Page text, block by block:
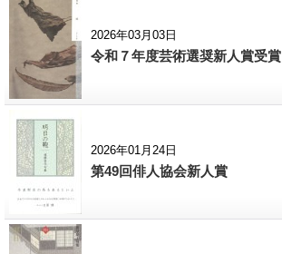
2026年03月03日
令和７年度芸術選奨新人賞受賞
2026年01月24日
第49回俳人協会新人賞